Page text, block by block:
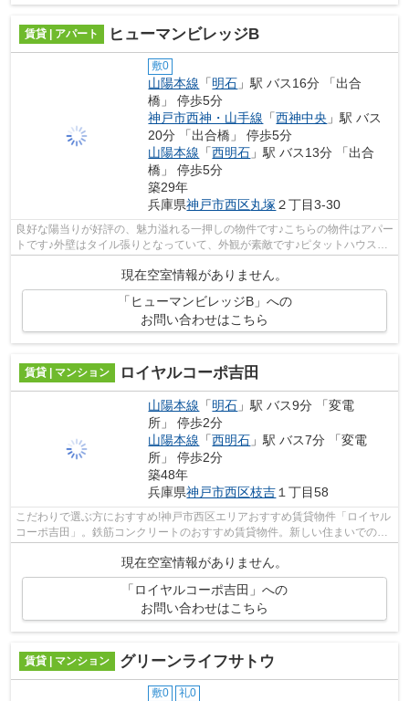
賃貸 | アパート ヒューマンビレッジB
敷0
山陽本線 「明石 」駅 バス16分 「出合
橋」 停歩5分
神戸市西神・山手線 「西神中央 」駅 バス
20分 「出合橋」 停歩5分
山陽本線 「西明石 」駅 バス13分 「出合
橋」 停歩5分
築29年
兵庫県神戸市西区丸塚 ２丁目3-30
良好な陽当りが好評の、魅力溢れる一押しの物件です♪こちらの物件はアパー
トです♪外壁はタイル張りとなっていて、外観が素敵です♪ピタットハウス西
明石店ＡＢＣには神戸市西区エリアの...
現在空室情報がありません。
「ヒューマンビレッジB」への
お問い合わせはこちら
賃貸 | マンション ロイヤルコーポ吉田
山陽本線 「明石 」駅 バス9分 「変電
所」 停歩2分
山陽本線 「西明石 」駅 バス7分 「変電
所」 停歩2分
築48年
兵庫県神戸市西区枝吉１丁目58
こだわりで選ぶ方におすすめ!神戸市西区エリアおすすめ賃貸物件「ロイヤル
コーポ吉田」。鉄筋コンクリートのおすすめ賃貸物件。新しい住まいでの穏
現在空室情報がありません。
「ロイヤルコーポ吉田」への
お問い合わせはこちら
賃貸 | マンション グリーンライフサトウ
敷0 礼0